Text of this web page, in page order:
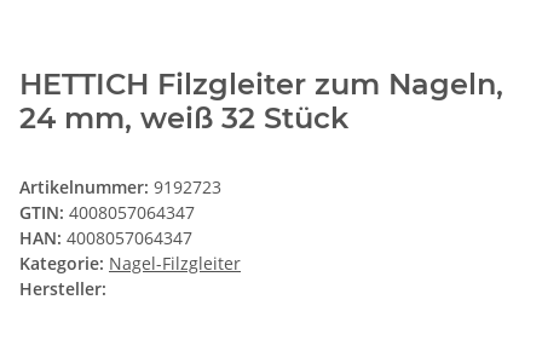
HETTICH Filzgleiter zum Nageln,
24 mm, weiß 32 Stück
Artikelnummer: 9192723
GTIN: 4008057064347
HAN: 4008057064347
Kategorie: Nagel-Filzgleiter
Hersteller: